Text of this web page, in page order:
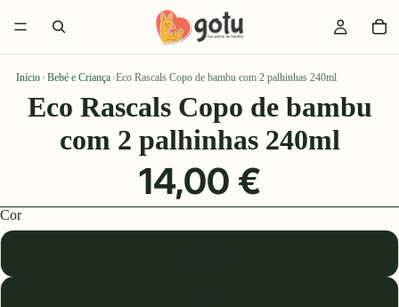
Início › Bebé e Criança ›Eco Rascals Copo de bambu com 2 palhinhas 240ml
Eco Rascals Copo de bambu
com 2 palhinhas 240ml
14,00 €
Cor